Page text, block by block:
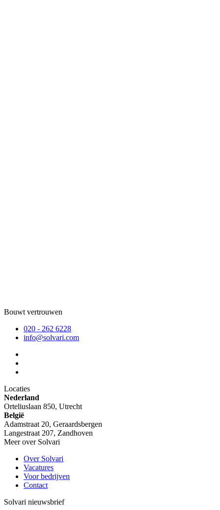
Bouwt vertrouwen
020 - 262 6228
info@solvari.com
Locaties
Nederland
Orteliuslaan 850, Utrecht
België
Adamstraat 20, Geraardsbergen
Langestraat 207, Zandhoven
Meer over Solvari
Over Solvari
Vacatures
Voor bedrijven
Contact
Solvari nieuwsbrief